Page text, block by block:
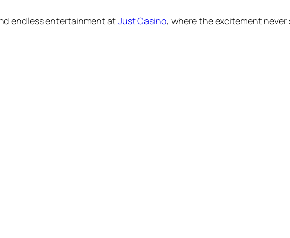
endless entertainment atJust Casino, where the excitement never